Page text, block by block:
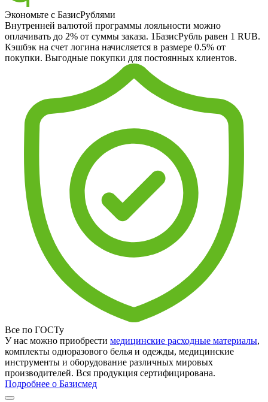
Экономьте с БазисРублями
Внутренней валютой программы лояльности можно
оплачивать до 2% от суммы заказа. 1БазисРубль равен 1 RUB.
Кэшбэк на счет логина начисляется в размере 0.5% от
покупки. Выгодные покупки для постоянных клиентов.
Все по ГОСТу
У нас можно приобрести медицинские расходные материалы,
комплекты одноразового белья и одежды, медицинские
инструменты и оборудование различных мировых
производителей. Вся продукция сертифицирована.
Подробнее о Базисмед